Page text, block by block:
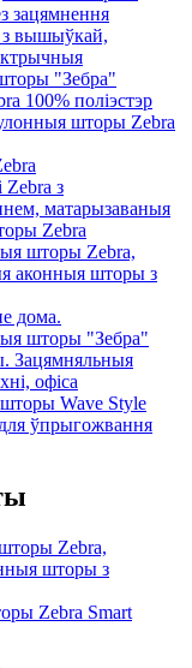
зацямнення
з вышыўкай,
"Зебра"
100% поліэстэр
шторы Zebra
Zebra з
матарызаваныя
Zebra
шторы Zebra,
аконныя шторы з
дома.
шторы "Зебра"
Зацямняльныя
офіса
Wave Style
ўпрыгожвання
Zebra Smart